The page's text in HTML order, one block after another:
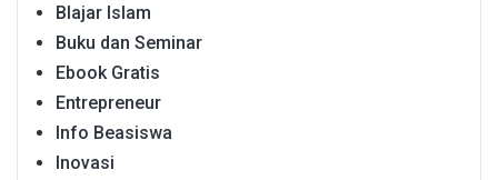
Blajar Islam
Buku dan Seminar
Ebook Gratis
Entrepreneur
Info Beasiswa
Inovasi